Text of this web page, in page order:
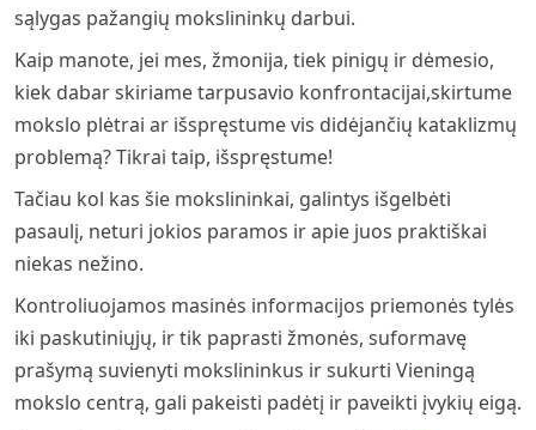
sąlygas pažangių mokslininkų darbui.
Kaip manote, jei mes, žmonija, tiek pinigų ir dėmesio,
kiek dabar skiriame tarpusavio konfrontacijai,skirtume
mokslo plėtrai ar išspręstume vis didėjančių kataklizmų
problemą? Tikrai taip, išspręstume!
Tačiau kol kas šie mokslininkai, galintys išgelbėti
pasaulį, neturi jokios paramos ir apie juos praktiškai
niekas nežino.
Kontroliuojamos masinės informacijos priemonės tylės
iki paskutiniųjų, ir tik paprasti žmonės, suformavę
prašymą suvienyti mokslininkus ir sukurti Vieningą
mokslo centrą, gali pakeisti padėtį ir paveikti įvykių eigą.